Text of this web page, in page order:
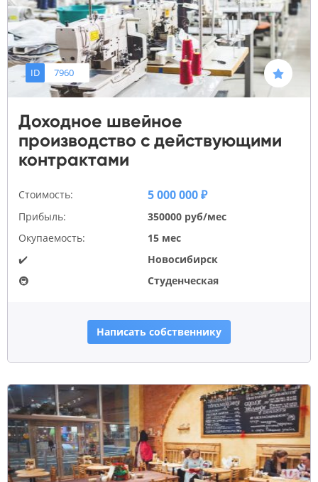
ID 7960
Доходное швейное
производство с действующими
контрактами
Стоимость: 5 000 000 ₽
Прибыль:
350000 руб/мес
Окупаемость:
15 мес
✔️
Новосибирск
🚇
Студенческая
Написать собственнику